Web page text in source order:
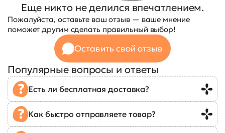
Еще никто не делился впечатлением.
Пожалуйста, оставьте ваш отзыв — ваше мнение
поможет другим сделать правильный выбор!
Оставить свой отзыв
Популярные вопросы и ответы
Есть ли бесплатная доставка?
Как быстро отправляете товар?